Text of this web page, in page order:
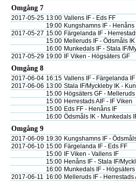
Omgång 7
2017-05-25 13:00 Vallens IF - Eds FF
19:00 Kungshamns IF - Henåns
2017-05-27 15:00 Färgelanda IF -
15:00 Melleruds IF - Ödsmåls IK
16:00 Munkedals IF - Stala IF/
2017-05-29 19:00 IF Viken - Högsäters GF
Omgång 8
2017-06-04 16:15 Vallens IF - Färgelanda IF
2017-06-06 13:00 Stala IF/Myckleby IK -
15:00 Högsäters GF - Melleruds
15:00 Herrestads AIF - IF Viken
15:00 Eds FF - Henåns IF
16:00 Ödsmåls IK - Munkedals
Omgång 9
2017-06-09 19:30 Kungshamns IF -
2017-06-10 15:00 Färgelanda IF - Eds FF
15:00
IF Viken - Vallens IF
15:00 Henåns IF - Stala IF/
16:00 Munkedals IF - Högsäters
2017-06-11 16:00 Melleruds IF - Herrestads